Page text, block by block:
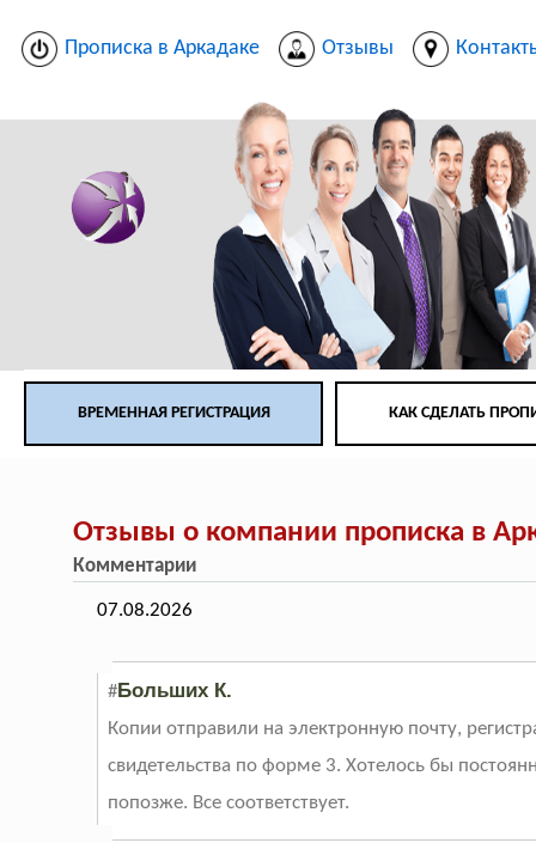
Прописка в Аркадаке Отзывы
ВРЕМЕННАЯ РЕГИСТРАЦИЯ КАК СДЕЛАТЬ
Отзывы о компании прописка в
Комментарии
07.08.2026
#Больших К.
Копии отправили на электронную почту,
свидетельства по форме 3. Хотелось бы
попозже. Все соответствует.